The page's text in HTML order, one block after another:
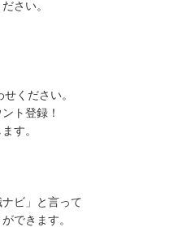
さい。
ください。
ト登録！
す。
ビ」と言って
できます。